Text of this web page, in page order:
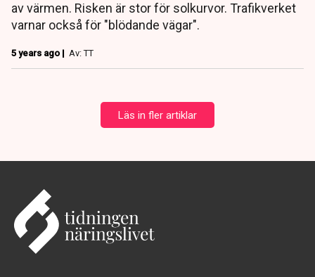
av värmen. Risken är stor för solkurvor. Trafikverket
varnar också för "blödande vägar".
5 years ago | Av: TT
Läs in fler artiklar